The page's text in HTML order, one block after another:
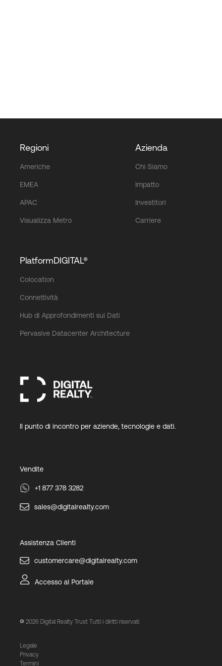
Regioni
Americhe
EMEA
APAC
Visualizza Metro
Azienda
Chi Siamo
Impatto
Investitori
Carriere
PlatformDIGITAL®
Colocation
Connettività
Hub di Approfondimenti sui Dati
Pervasive Datacenter Architecture
Il punto di incontro per aziende, tecnologie e dati.
Vendite
+1 877 378 3282
sales@digitalrealty.com
Assistenza Clienti
customercare@digitalrealty.com
Accesso al Portale
2026 Digital Realty Trust Tutti i diritti riservati
Legale
Privacy
Termini